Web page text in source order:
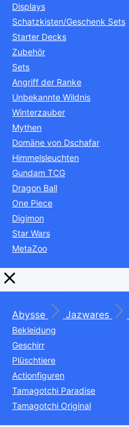
Displays
Schatzkisten/Geschenk Sets
Starter Decks
Zubehör
Sets
Angriff der Ranke
Unbekannte Wildnis
Winterzauber
Mythen
Domäne von Dschafar
Himmelsleuchten
Gundam TCG
Dragon Ball
One Piece
Digimon
Star Wars
MetaZoo
Abysse Jazwares
Bekleidung
Geschirr
Plüschtiere
Actionfiguren
Tamagotchi Paradise
Tamagotchi Original